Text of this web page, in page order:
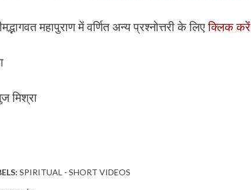
महापुराण में वर्णित अन्य प्रश्नोत्तरी के लिएक्लिक करें
मिश्रा
SPIRITUAL - SHORT VIDEOS